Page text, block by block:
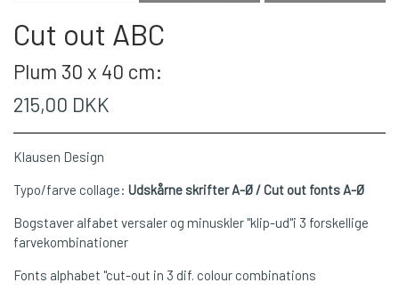
Cut out ABC
Plum 30 x 40 cm:
215,00 DKK
Klausen Design
Typo/farve collage: Udskårne skrifter A-Ø / Cut out fonts A-Ø
Bogstaver alfabet versaler og minuskler "klip-ud"i 3 forskellige
farvekombinationer
Fonts alphabet "cut-out in 3 dif. colour combinations